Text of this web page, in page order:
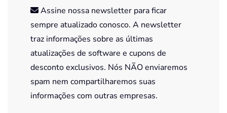
Assine nossa newsletter para ficar
sempre atualizado conosco. A newsletter
traz informações sobre as últimas
atualizações de software e cupons de
desconto exclusivos. Nós NÃO enviaremos
spam nem compartilharemos suas
informações com outras empresas.